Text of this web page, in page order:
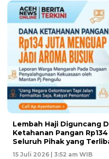
Lembah Haji Diguncang
Ketahanan Pangan
Seluruh Pihak yang
15 Juli 2026 | 3:52 am WIB